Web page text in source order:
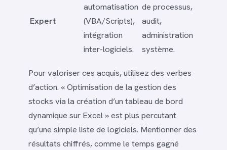
Expert
automatisation
(VBA/Scripts),
intégration
inter-logiciels.
de processus,
audit,
administration
système.
Pour valoriser ces acquis, utilisez des verbes
d’action. « Optimisation de la gestion des
stocks via la création d’un tableau de bord
dynamique sur Excel » est plus percutant
qu’une simple liste de logiciels. Mentionner des
résultats chiffrés, comme le temps gagné